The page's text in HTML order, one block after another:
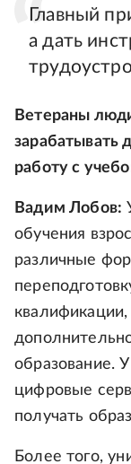
Главный
а дать
Ветераны
зарабатывать
работу с
Вадим Лобов:
обучения
различные
образование.
цифровые
получать
Более того,